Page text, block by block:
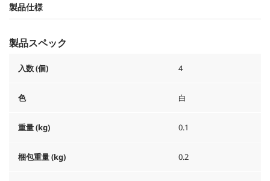
製品仕様
製品スペック
入数 (個) 4
色 白
重量 (kg) 0.1
梱包重量 (kg) 0.2